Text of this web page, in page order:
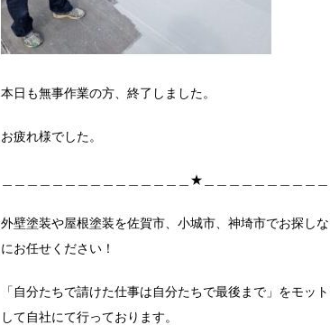
本日も無事作業の方、終了しました。
お疲れ様でした。
＿＿＿＿＿＿＿＿＿＿＿＿＿＿＿★＿＿＿＿＿＿＿＿＿＿
外壁塗装や屋根塗装を佐賀市、小城市、神埼市でお探し
にお任せください！
「自分たちで請けた仕事は自分たちで最後まで」をモッ
して自社にて行っております。